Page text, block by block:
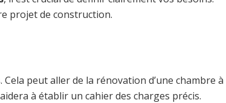
projet de construction.
peut aller de la rénovation d’une chambre à
à établir un cahier des charges précis.